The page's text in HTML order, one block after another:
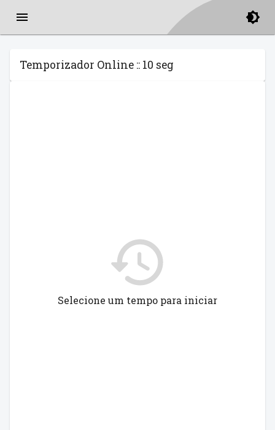
Temporizador Online :: 10 seg
Selecione um tempo para iniciar